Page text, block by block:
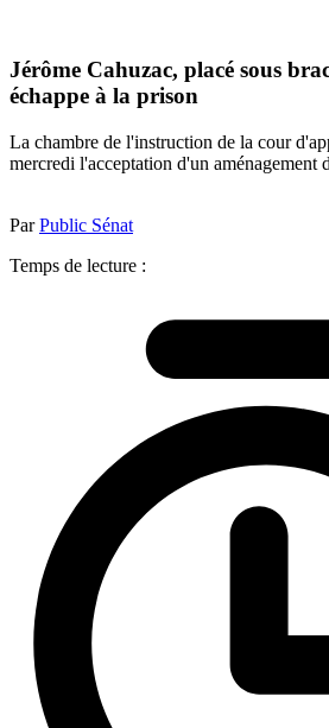
Jérôme Cahuzac, placé sous
échappe à la prison
La chambre de l'instruction de la cour
mercredi l'acceptation d'un aménagement
ParPublic Sénat
Temps de lecture :